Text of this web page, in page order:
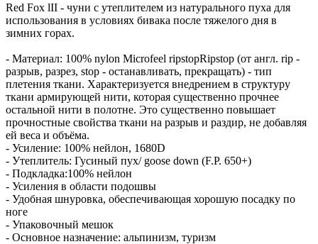
Red Fox lII - чуни с утеплителем из натурального пуха для
использования в условиях бивака после тяжелого дня в
зимних горах.
- Материал: 100% nylon Microfeel ripstopRipstop (от англ. rip -
разрыв, разрез, stop - останавливать, прекращать) - тип
плетения ткани. Характеризуется внедрением в структуру
ткани армирующей нити, которая существенно прочнее
остальной нити в полотне. Это существенно повышает
прочностные свойства ткани на разрыв и раздир, не добавляя
ей веса и объёма.
- Усиление: 100% нейлон, 1680D
- Утеплитель: Гусиный пух/ goose down (F.P. 650+)
- Подкладка:100% нейлон
- Усиления в области подошвы
- Удобная шнуровка, обеспечивающая хорошую посадку по
ноге
- Упаковочный мешок
- Основное назначение: альпинизм, туризм